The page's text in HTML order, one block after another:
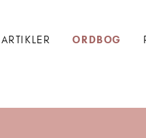
ARTIKLER ORDBOG